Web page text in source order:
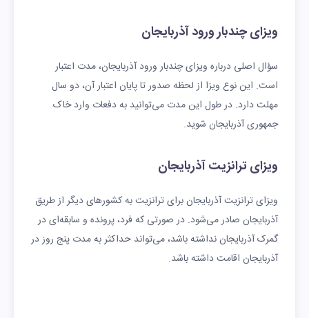
ویزای چندبار ورود آذربایجان
سؤال اصلی درباره ویزای چندبار ورود آذربایجان، مدت اعتبار
است. این نوع ویزا از لحظه صدور تا پایان اعتبار آن، دو سال
مهلت دارد. در طول این مدت می‌توانید به دفعات وارد خاک
جمهوری آذربایجان شوید.
ویزای ترانزیت آذربایجان
ویزای ترانزیت آذربایجان برای ترانزیت به کشورهای دیگر از طریق
آذربایجان صادر می‌شود. در صورتی که فرد، پرونده و سابقه‌ای در
گمرک آذربایجان نداشته باشد، می‌تواند حداکثر به مدت پنج روز در
آذربایجان اقامت داشته باشد.